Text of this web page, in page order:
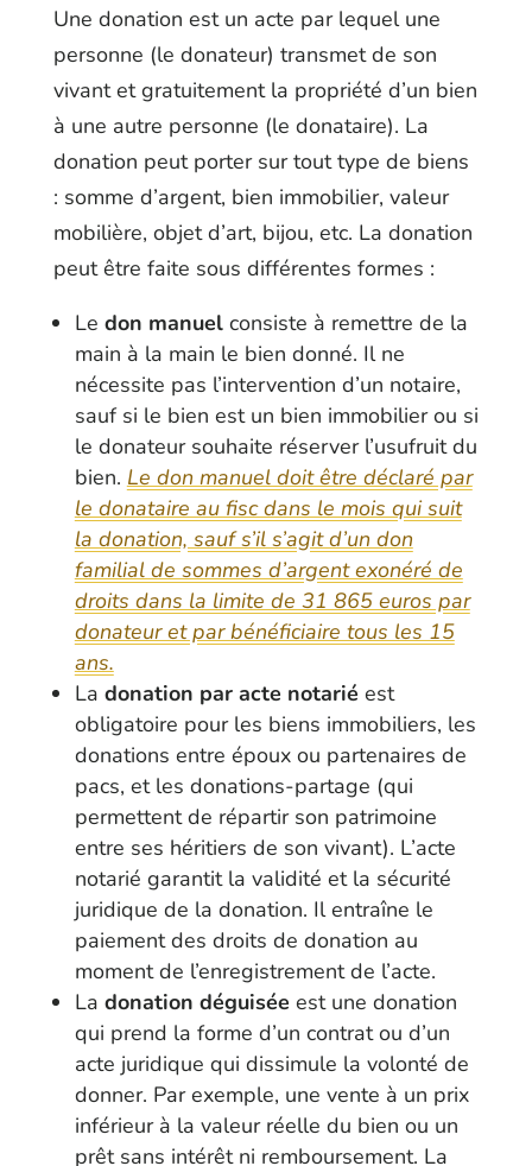
Une donation est un acte par lequel une
personne (le donateur) transmet de son
vivant et gratuitement la propriété d’un bien
à une autre personne (le donataire). La
donation peut porter sur tout type de biens
: somme d’argent, bien immobilier, valeur
mobilière, objet d’art, bijou, etc. La donation
peut être faite sous différentes formes :
Le don manuelconsiste à remettre de la
main à la main le bien donné. Il ne
nécessite pas l’intervention d’un notaire,
sauf si le bien est un bien immobilier ou si
le donateur souhaite réserver l’usufruit du
bien. Le don manuel doit être déclaré par
le donataire au fisc dans le mois qui suit
la donation, sauf s’il s’agit d’un don
familial de sommes d’argent exonéré de
droits dans la limite de 31 865 euros par
donateur et par bénéficiaire tous les 15
ans.
La donation par acte notarié est
obligatoire pour les biens immobiliers, les
donations entre époux ou partenaires de
pacs, et les donations-partage (qui
permettent de répartir son patrimoine
entre ses héritiers de son vivant). L’acte
notarié garantit la validité et la sécurité
juridique de la donation. Il entraîne le
paiement des droits de donation au
moment de l’enregistrement de l’acte.
La donation déguisée est une donation
qui prend la forme d’un contrat ou d’un
acte juridique qui dissimule la volonté de
donner. Par exemple, une vente à un prix
inférieur à la valeur réelle du bien ou un
prêt sans intérêt ni remboursement. La